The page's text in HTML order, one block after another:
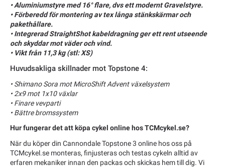
• Aluminiumstyre med 16° flare, dvs ett modernt Gravelstyre.
• Förberedd för montering av tex långa stänkskärmar och
pakethållare.
• Integrerad StraightShot kabeldragning ger ett rent utseende
och skyddar mot väder och vind.
• Vikt från 11,3 kg (stl: XS)
Huvudsakliga skillnader mot Topstone 4:
• Shimano Sora mot MicroShift Advent växelsystem
• 2x9 mot 1x10 växlar
• Finare vevparti
• Bättre bromssystem
Hur fungerar det att köpa cykel online hos TCMcykel.se?
När du köper din Cannondale Topstone 3 online hos oss på
TCMcykel.se monteras, finjusteras och testas cykeln alltid av
erfaren mekaniker innan den packas och skickas hem till dig. Vi